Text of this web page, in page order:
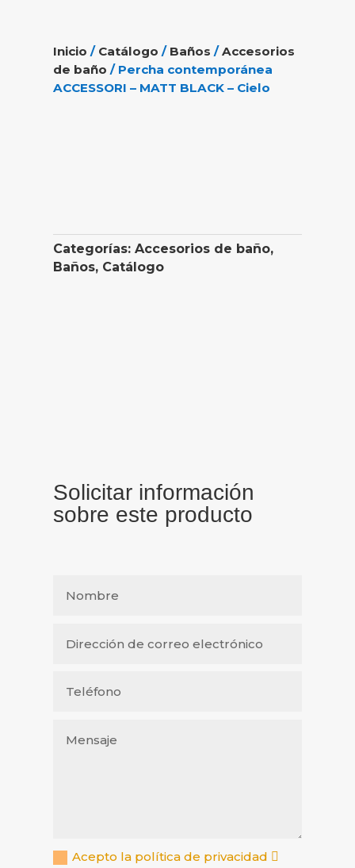
Inicio / Catálogo / Baños /Accesorios
de baño / Percha contemporánea
ACCESSORI – MATT BLACK – Cielo
Categorías:Accesorios de baño,
Baños, Catálogo
Solicitar información
sobre este producto
Acepto la política de privacidad